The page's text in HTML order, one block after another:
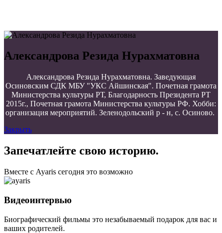
Александрова Резида Нурахматовна
Александрова Резида Нурахматовна. Заведующая
Осиновским СДК МБУ "УКС Айшинская". Почетная грамота
Министерства культуры РТ, Благодарность Президента РТ
2015г., Почетная грамота Министерства культуры РФ. Хобби:
организация мероприятий. Зеленодольский р - н, с. Осиново.
Закрыть
Запечатлейте свою историю.
Вместе с Ayaris сегодня это возможно
Видеоинтервью
Биографический фильмы это незабываемый подарок для вас и
ваших родителей.